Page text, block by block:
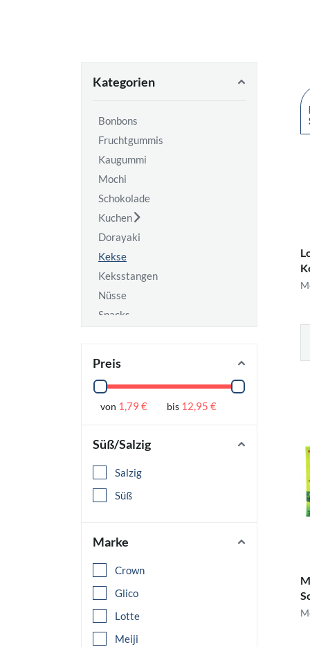
Kategorien
Bonbons
Fruchtgummis
Kaugummi
Mochi
Schokolade
Kuchen
Dorayaki
Kekse
Keksstangen
Nüsse
Snacks
Preis
von 1,79 € bis 12,95 €
Süß/Salzig
Salzig
Süß
Marke
Crown
Glico
Lotte
Meiji